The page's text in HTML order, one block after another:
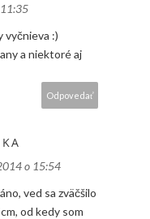
vyčnieva :)
a niektoré aj
Odpovedať
o 15:54
ved sa zväčšilo
od kedy som